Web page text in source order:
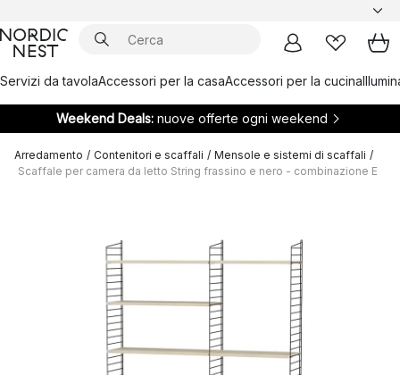
Servizi da tavolaAccessori per la casaAccessori per la cucina
Weekend Deals: nuove offerte ogni weekend
Arredamento / Contenitori e scaffali / Mensole e sistemi di scaffali /
Scaffale per camera da letto String frassino e nero - combinazione E